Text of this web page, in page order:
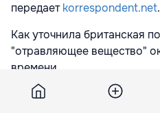
передаетkorrespondent.net.
Как уточнила британская
"отравляющее вещество"
времени.
"Три человека пострадали в